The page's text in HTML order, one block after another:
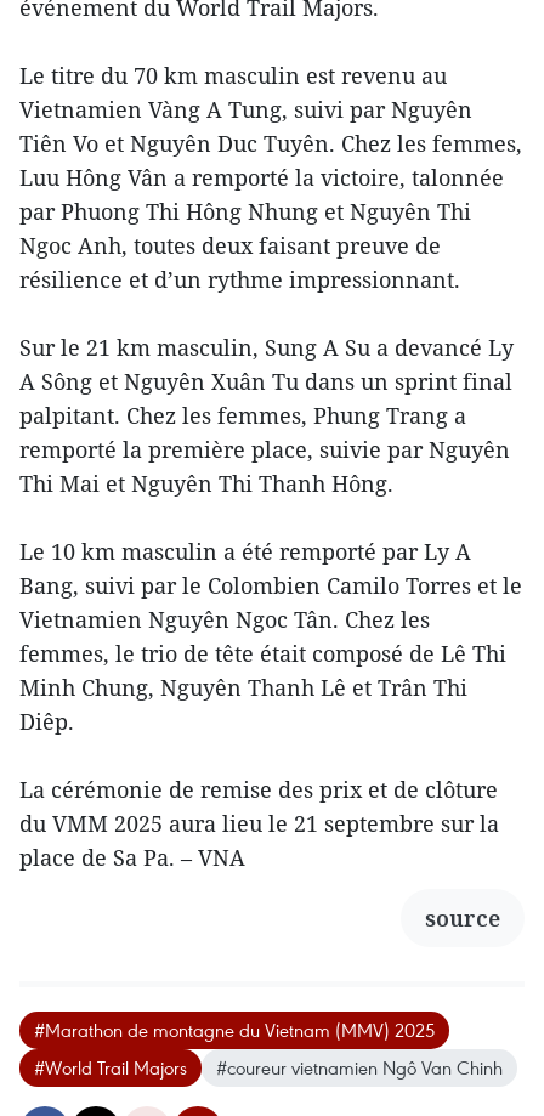
événement du World Trail Majors.
Le titre du 70 km masculin est revenu au
Vietnamien Vàng A Tung, suivi par Nguyên
Tiên Vo et Nguyên Duc Tuyên. Chez les femmes,
Luu Hông Vân a remporté la victoire, talonnée
par Phuong Thi Hông Nhung et Nguyên Thi
Ngoc Anh, toutes deux faisant preuve de
résilience et d’un rythme impressionnant.
Sur le 21 km masculin, Sung A Su a devancé Ly
A Sông et Nguyên Xuân Tu dans un sprint final
palpitant. Chez les femmes, Phung Trang a
remporté la première place, suivie par Nguyên
Thi Mai et Nguyên Thi Thanh Hông.
Le 10 km masculin a été remporté par Ly A
Bang, suivi par le Colombien Camilo Torres et le
Vietnamien Nguyên Ngoc Tân. Chez les
femmes, le trio de tête était composé de Lê Thi
Minh Chung, Nguyên Thanh Lê et Trân Thi
Diêp.
La cérémonie de remise des prix et de clôture
du VMM 2025 aura lieu le 21 septembre sur la
place de Sa Pa. – VNA
source
#Marathon de montagne du Vietnam (MMV) 2025
#World Trail Majors
#coureur vietnamien Ngô Van Chinh